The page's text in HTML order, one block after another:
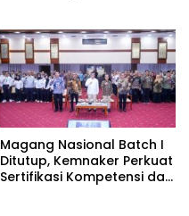
Magang Nasional Batch I
Ditutup, Kemnaker Perkuat
Sertifikasi Kompetensi dan